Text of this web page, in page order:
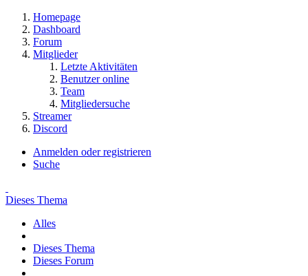
Homepage
Dashboard
Forum
Mitglieder
Letzte Aktivitäten
Benutzer online
Team
Mitgliedersuche
Streamer
Discord
Anmelden oder registrieren
Suche
Dieses Thema
Alles
Dieses Thema
Dieses Forum